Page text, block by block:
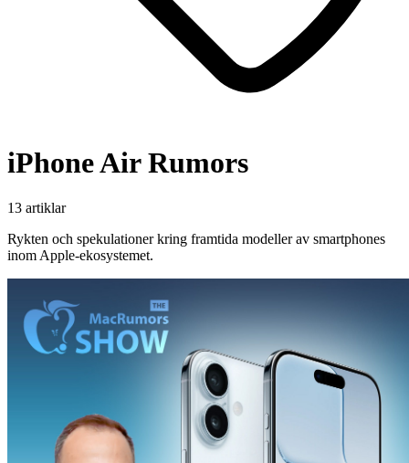
iPhone Air Rumors
13 artiklar
Rykten och spekulationer kring framtida modeller av smartphones
inom Apple-ekosystemet.